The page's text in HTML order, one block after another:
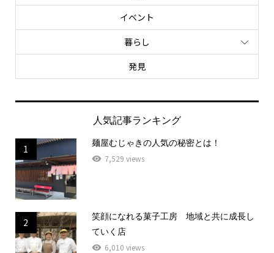
イベント
暮らし
発見
人気記事ランキング
1
麺屋むじゃきの人気の秘密とは！
7,529 views
2
笑顔になれる菓子工房 地域と共に成長し
ていく店
6,010 views